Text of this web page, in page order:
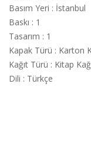
Basım Yeri : İstanbul
Baskı : 1
Tasarım : 1
Kapak Türü : Karton
Kağıt Türü : Kitap
Dili : Türkçe